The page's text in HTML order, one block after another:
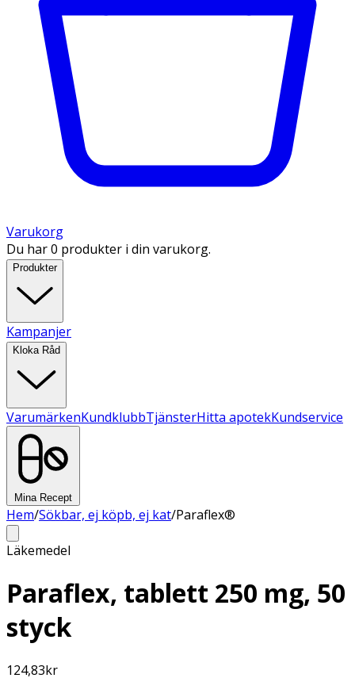
Varukorg
Du har 0 produkter i din varukorg.
Produkter
Kampanjer
Kloka Råd
VarumärkenKundklubbTjänsterHitta apotekKundservice
Mina Recept
Hem/Sökbar, ej köpb, ej kat/Paraflex®
Läkemedel
Paraflex, tablett 250 mg, 50
styck
124,83kr